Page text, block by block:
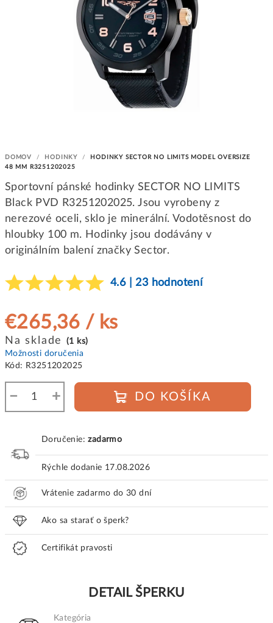
DOMOV / HODINKY /
HODINKY SECTOR NO LIMITS MODEL OVERSIZE
48 MM R3251202025
Sportovní pánské hodinky SECTOR NO LIMITS
Black PVD R3251202025. Jsou vyrobeny z
nerezové oceli, sklo je minerální. Vodotěsnost do
hloubky 100 m. Hodinky jsou dodávány v
originálním balení značky Sector.
4.6 | 23 hodnotení
€265,36 / ks
Jednotková
cena:
Na sklade
(1 ks)
Možnosti doručenia
Kód: R3251202025
+
− DO KOŠÍKA
Doručenie:zadarmo
Rýchle dodanie 17.08.2026
Vrátenie zadarmo do 30 dní
Ako sa starať o šperk?
Certifikát pravosti
DETAIL ŠPERKU
Kategória